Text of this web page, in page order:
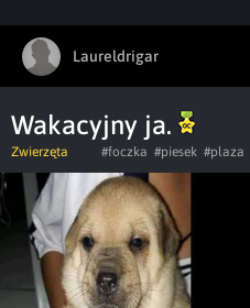
Laureldrigar
Wakacyjny ja.
Zwierzęta #foczka #piesek #plaza